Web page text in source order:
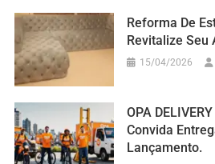
Reforma De
Revitalize Seu
15/04/2026
OPA
Convida
Lançamento.